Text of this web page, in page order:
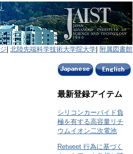
北陸先端科学技術大学院大学 附属図書館
最新登録アイテム
シリコンカーバイド負
極を有する高容量リチ
ウムイオン二次電池
Retweet 行為に基づく